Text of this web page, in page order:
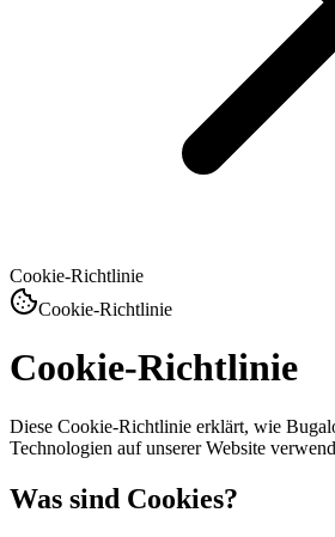
Cookie-Richtlinie
Cookie-Richtlinie
Cookie-Richtlinie
Diese Cookie-Richtlinie erklärt, wie
Technologien auf unserer Website
Was sind Cookies?